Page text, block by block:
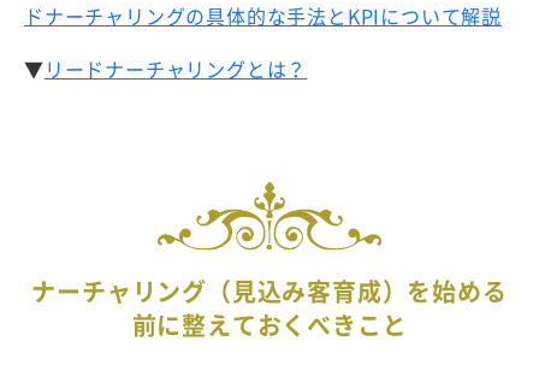
ドナーチャリングの具体的な手法とKPIについて解説
▼リードナーチャリングとは？
ナーチャリング（見込み客育成）を始める
前に整えておくべきこと